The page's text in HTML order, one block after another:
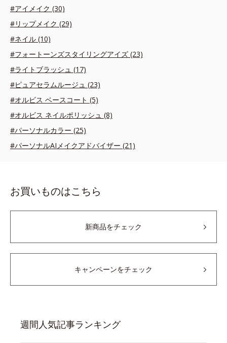
#アイメイク (30)
#リップメイク (29)
#ネイル (10)
#フォートーンズスタイリングアイズ (23)
#ライトブラッシュ (17)
#ピュアセラムルージュ (23)
#オルビス ベースコート (5)
#オルビス ネイルポリッシュ (8)
#パーソナルカラー (25)
#パーソナルAIメイクアドバイザー (21)
お買いものはこちら
新商品をチェック
キャンペーンをチェック
週間人気記事ランキング